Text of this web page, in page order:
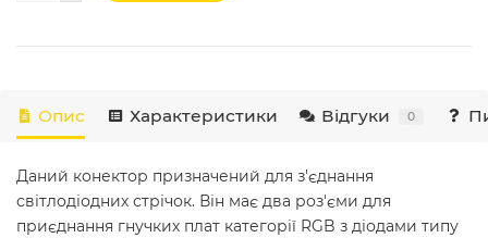
Опис Характеристики Відгуки 0
Даний конектор призначений для з'єднання
світлодіодних стрічок. Він має два роз'єми для
приєднання гнучких плат категорії RGB з діодами типу